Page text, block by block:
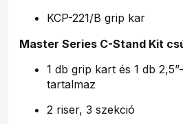
KCP-221/B grip kar
Master Series C-Stand Kit
1 db grip kart és 1 db
tartalmaz
2 riser, 3 szekció